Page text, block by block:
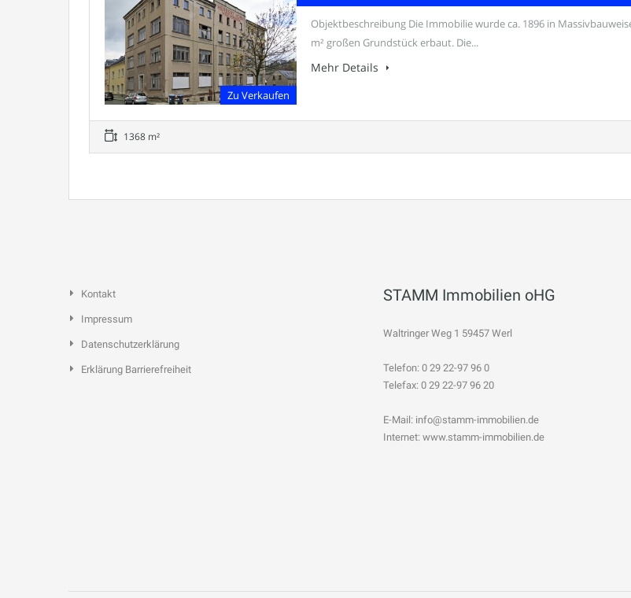
Zu Verkaufen
Objektbeschreibung Die Immobilie wurde ca. 1896 in
m² großen Grundstück erbaut. Die...
Mehr Details
1368 m²
Kontakt
Impressum
Datenschutzerklärung
Erklärung Barrierefreiheit
STAMM Immobilien oHG
Waltringer Weg 1 59457 Werl
Telefon: 0 29 22-97 96 0
Telefax: 0 29 22-97 96 20
E-Mail: info@stamm-immobilien.de
Internet: www.stamm-immobilien.de